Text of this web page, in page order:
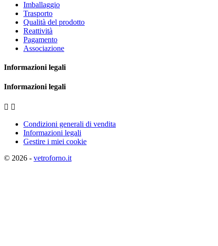
Imballaggio
Trasporto
Qualità del prodotto
Reattività
Pagamento
Associazione
Informazioni legali
Informazioni legali
 
Condizioni generali di vendita
Informazioni legali
Gestire i miei cookie
© 2026 - vetroforno.it